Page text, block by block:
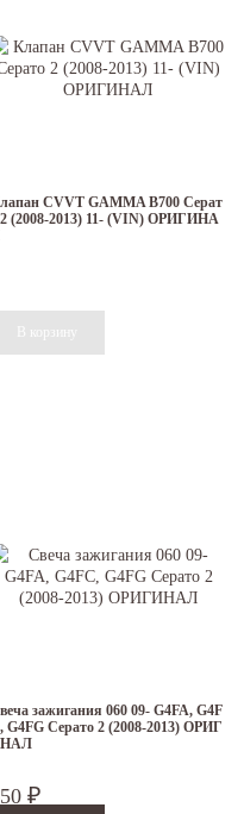
CVVT GAMMA B700 Серат
(2008-2013) 11- (VIN) ОРИГИНА
зажигания 060 09- G4FA, G4F
G4FG Серато 2 (2008-2013) ОРИГ
₽